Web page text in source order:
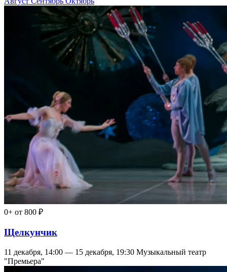
0+ от 800 ₽
Щелкунчик
11 декабря, 14:00 — 15 декабря, 19:30 Музыкальный театр
"Премьера"